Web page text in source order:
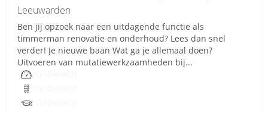
Leeuwarden
Ben jij opzoek naar een uitdagende functie als
timmerman renovatie en onderhoud? Lees dan snel
verder! Je nieuwe baan Wat ga je allemaal doen?
Uitvoeren van mutatiewerkzaamheden bij...